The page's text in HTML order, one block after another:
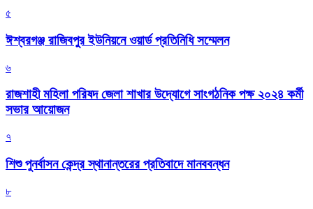
৫
ঈশ্বরগঞ্জ রাজিবপুর ইউনিয়নে ওয়ার্ড প্রতিনিধি সম্মেলন
৬
রাজশাহী মহিলা পরিষদ জেলা শাখার উদ্যোগে সাংগঠনিক পক্ষ ২০২৪ কর্মী
সভার আয়োজন
৭
শিশু পুনর্বাসন কেন্দ্র স্থানান্তরের প্রতিবাদে মানববন্ধন
৮